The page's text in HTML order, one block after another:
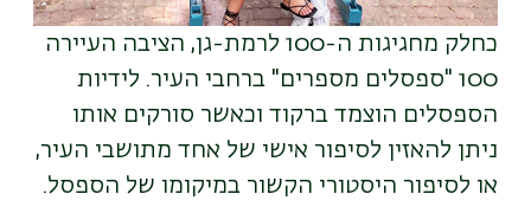
כחלק מחגיגות ה-100 לרמת-גן, הציבה העיירה
100 "ספסלים מספרים" ברחבי העיר. לידיות
הספסלים הוצמד ברקוד וכאשר סורקים אותו
ניתן להאזין לסיפור אישי של אחד מתושבי העיר,
או לסיפור היסטורי הקשור במיקומו של הספסל.